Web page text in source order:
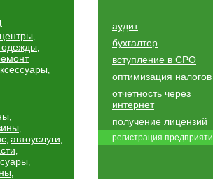
,
одежды,
,
,
,
, автоуслуги,
,
,
,
аудит
бухгалтер
вступление в СРО
оптимизация налогов
отчетность через
интернет
получение лицензий
регистрация